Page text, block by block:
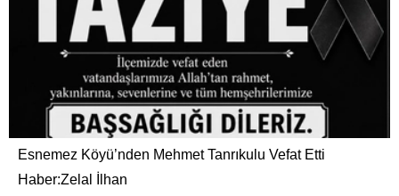
Esnemez Köyü’nden Mehmet Tanrıkulu Vefat Etti
Haber:Zelal İlhan